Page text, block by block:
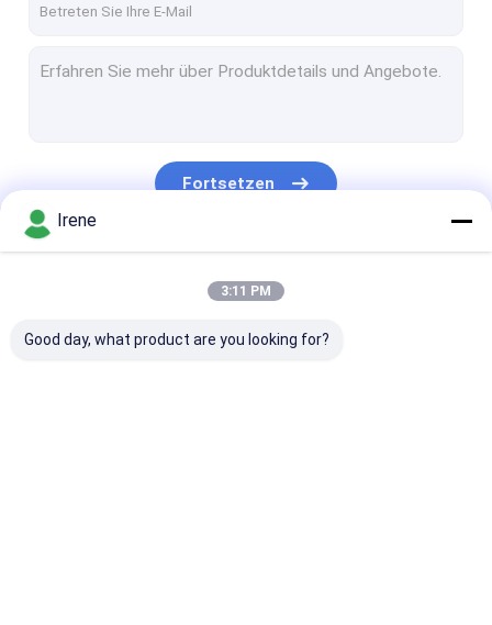
Fortsetzen
Irene
3:11 PM
Good day, what product are you looking for?